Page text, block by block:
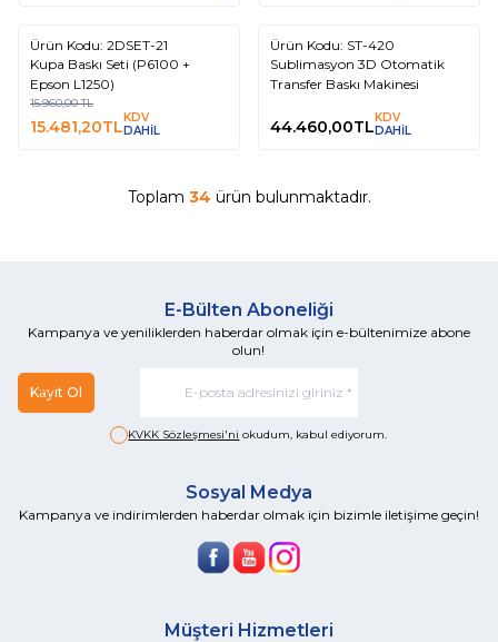
%
3
Ürün Kodu: 2DSET-21
Kupa Baskı Seti (P6100 +
Epson L1250)
15.960,00TL
15.481,20TLKDV
DAHİL
Ürün Kodu: ST-420
Sublimasyon 3D Otomatik
Transfer Baskı Makinesi
44.460,00TLKDV
DAHİL
Toplam 34 ürün bulunmaktadır.
E-Bülten Aboneliği
Kampanya ve yeniliklerden haberdar olmak için e-bültenimize abone
olun!
Kayıt Ol
KVKK Sözleşmesi'ni okudum, kabul ediyorum.
Sosyal Medya
Kampanya ve indirimlerden haberdar olmak için bizimle iletişime geçin!
Müşteri Hizmetleri